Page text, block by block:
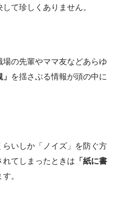
て珍しくありません。
の先輩やママ友などあらゆ
を揺さぶる情報が頭の中に
いしか「ノイズ」を防ぐ方
てしまったときは 「紙に書
。